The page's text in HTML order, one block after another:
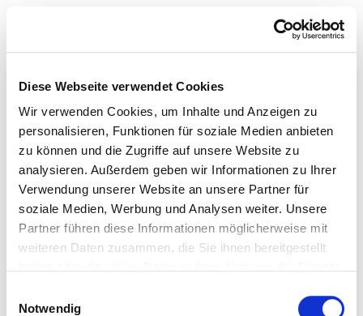
Diese Webseite verwendet Cookies
Wir verwenden Cookies, um Inhalte und Anzeigen zu
personalisieren, Funktionen für soziale Medien anbieten
zu können und die Zugriffe auf unsere Website zu
analysieren. Außerdem geben wir Informationen zu Ihrer
Verwendung unserer Website an unsere Partner für
soziale Medien, Werbung und Analysen weiter. Unsere
Partner führen diese Informationen möglicherweise mit
weiteren Daten zusammen, die Sie ihnen bereitgestellt
Notwendig